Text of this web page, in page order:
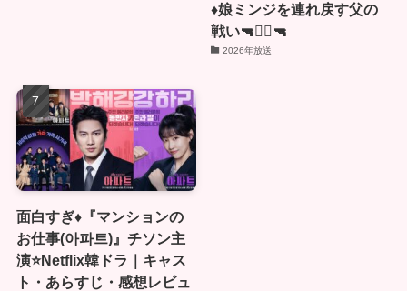
♦️娘ミンジを連れ戻す父の
戦い🔫🏴‍☠🔫
2026年放送
面白すぎ♦️『マンションの
お仕事(아파트)』チソン主
演⭐️Netflix韓ドラ｜キャス
ト・あらすじ・感想レビュ